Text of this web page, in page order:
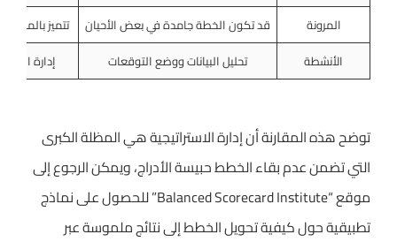
المرونة
قد تكون الخطة جامدة في بعض الأحيان
تتميز
الأنشطة
تحليل البيانات ووضع التوقعات إدارة
توضح هذه المقارنة أن إدارة الاستراتيجية هي المظلة الكبرى
التي تضمن عدم بقاء الخطط حبيسة الأدراج، ويمكن الرجوع إلى
موقع “Balanced Scorecard Institute” للحصول على نماذج
تطبيقية حول كيفية تحويل الخطط إلى نتائج ملموسة عبر